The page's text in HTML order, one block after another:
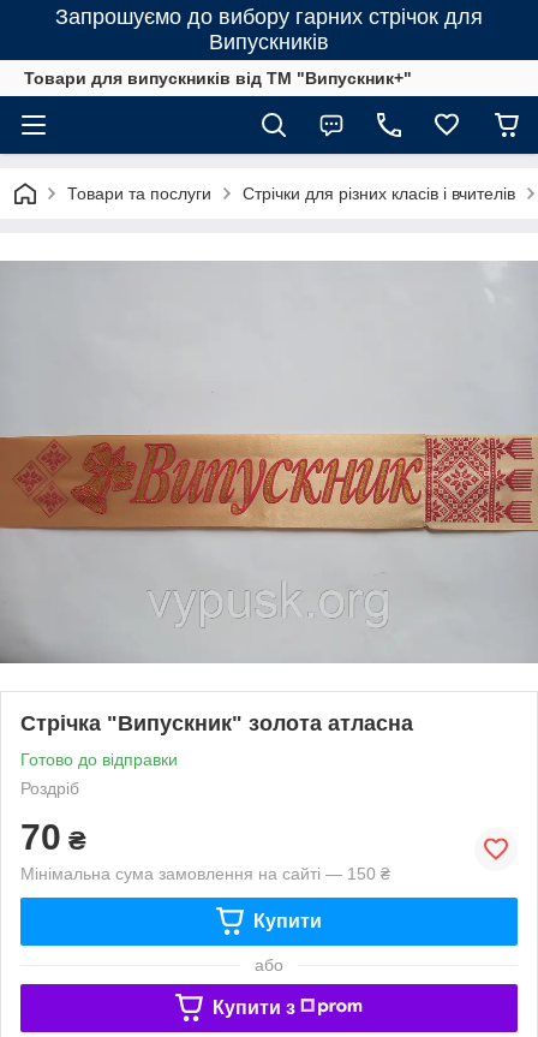
Запрошуємо до вибору гарних стрічок для
Випускників
Товари для випускників від ТМ "Випускник+"
Товари та послуги Стрічки для різних класів і вчителів
Стрічка "Випускник" золота атласна
Готово до відправки
Роздріб
70 ₴
Мінімальна сума замовлення на сайті — 150 ₴
Купити
або
Купити з